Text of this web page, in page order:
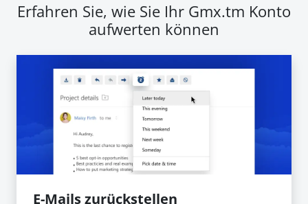
Erfahren Sie, wie Sie Ihr Gmx.tm Konto
aufwerten können
E-Mails zurückstellen